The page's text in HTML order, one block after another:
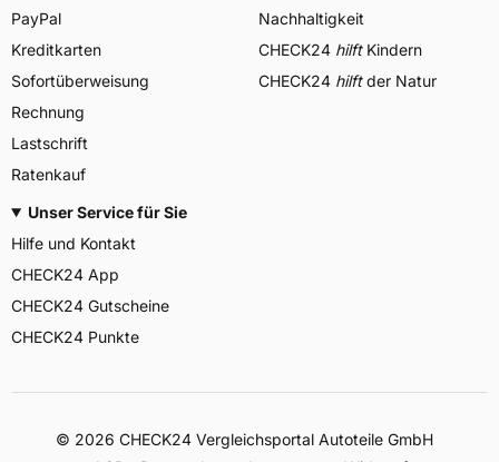
PayPal
Kreditkarten
Sofortüberweisung
Rechnung
Lastschrift
Ratenkauf
Nachhaltigkeit
CHECK24 hilftKindern
CHECK24 hilftder Natur
Unser Service für Sie
Hilfe und Kontakt
CHECK24 App
CHECK24 Gutscheine
CHECK24 Punkte
© 2026 CHECK24 Vergleichsportal Autoteile GmbH